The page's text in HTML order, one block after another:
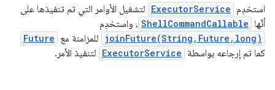
استخدِم ExecutorService لتشغيل الأوامر التي تم تنفيذها على
أنّها ShellCommandCallable ، واستخدِم
joinFuture(String,Future,long) للمزامنة مع Future
كما تم إرجاعه بواسطة ExecutorService لتنفيذ الأمر.